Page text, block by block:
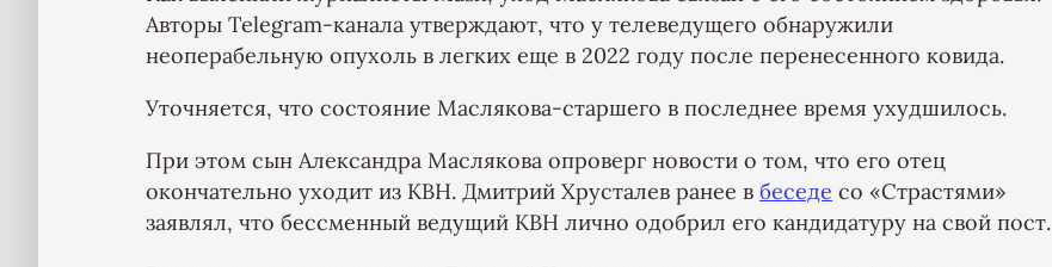
Авторы Telegram-канала утверждают, что у телеведущего обнаружили
неоперабельную опухоль в легких еще в 2022 году после перенесенного ковида.
Уточняется, что состояние Маслякова-старшего в последнее время ухудшилось.
При этом сын Александра Маслякова опроверг новости о том, что его отец
окончательно уходит из КВН. Дмитрий Хрусталев ранее в беседе со «Страстями»
заявлял, что бессменный ведущий КВН лично одобрил его кандидатуру на свой пост.